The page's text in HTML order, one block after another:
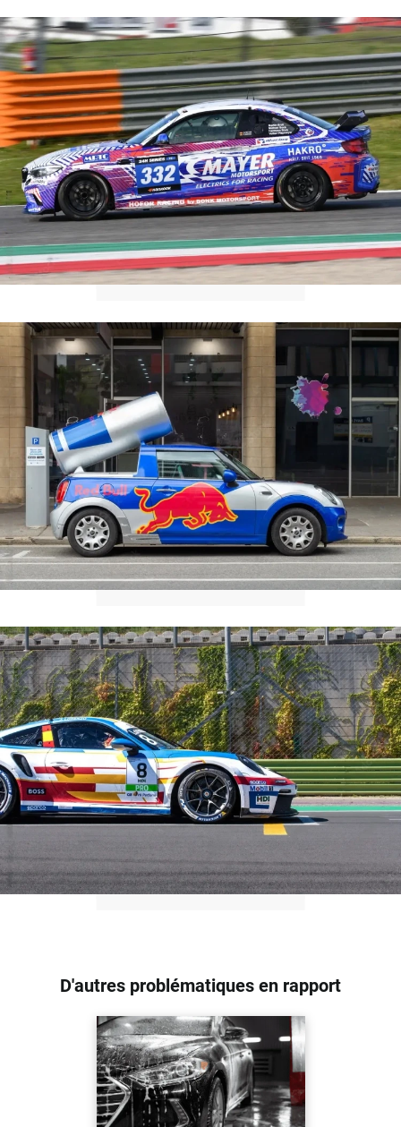
D'autres problématiques en rapport